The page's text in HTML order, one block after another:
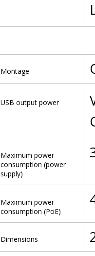
Montage
USB output power
Maximum power
consumption (power
supply)
Maximum power
consumption (PoE)
Dimensions